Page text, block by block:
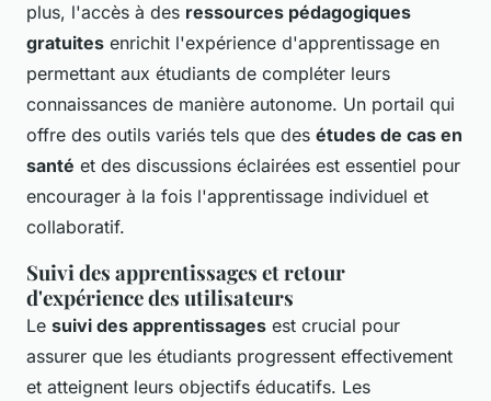
plus, l'accès à des ressources pédagogiques
gratuites enrichit l'expérience d'apprentissage en
permettant aux étudiants de compléter leurs
connaissances de manière autonome. Un portail qui
offre des outils variés tels que des études de cas en
santé et des discussions éclairées est essentiel pour
encourager à la fois l'apprentissage individuel et
collaboratif.
Suivi des apprentissages et retour
d'expérience des utilisateurs
Le suivi des apprentissages est crucial pour
assurer que les étudiants progressent effectivement
et atteignent leurs objectifs éducatifs. Les